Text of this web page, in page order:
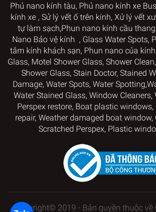
Phủ nano kính tàu, Phủ nano kính xe
kính xe, Sử lý vết ố trên kính, Xử lý vết
tự làm sạch,Phun nano kính cầu thang
Nano Bảo vệ kính , Glass Water Spots,
tắm kính khách sạn, Phun nano của kính
Glass, Motel Shower Glass, Shower
Shower Glass, Stain Doctor, Stained
Damage, Water Spots, Water Spotting,
Water Stained Glass, Window Cleaners,
Perspex restore, Boat plastic windows,
repair, Weather damaged boat window,
Scratched Perspex, Plastic
Copyright© 2019 - Bản quyền thuộc về